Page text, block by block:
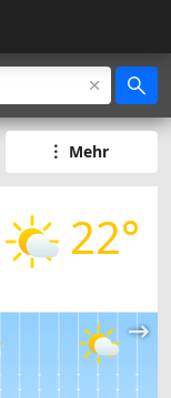
Mehr
22°